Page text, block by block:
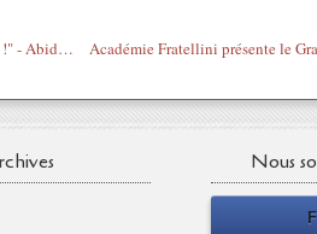
Sarkozy "petit zizi ô !" - Abidjan sur Seine
Nous